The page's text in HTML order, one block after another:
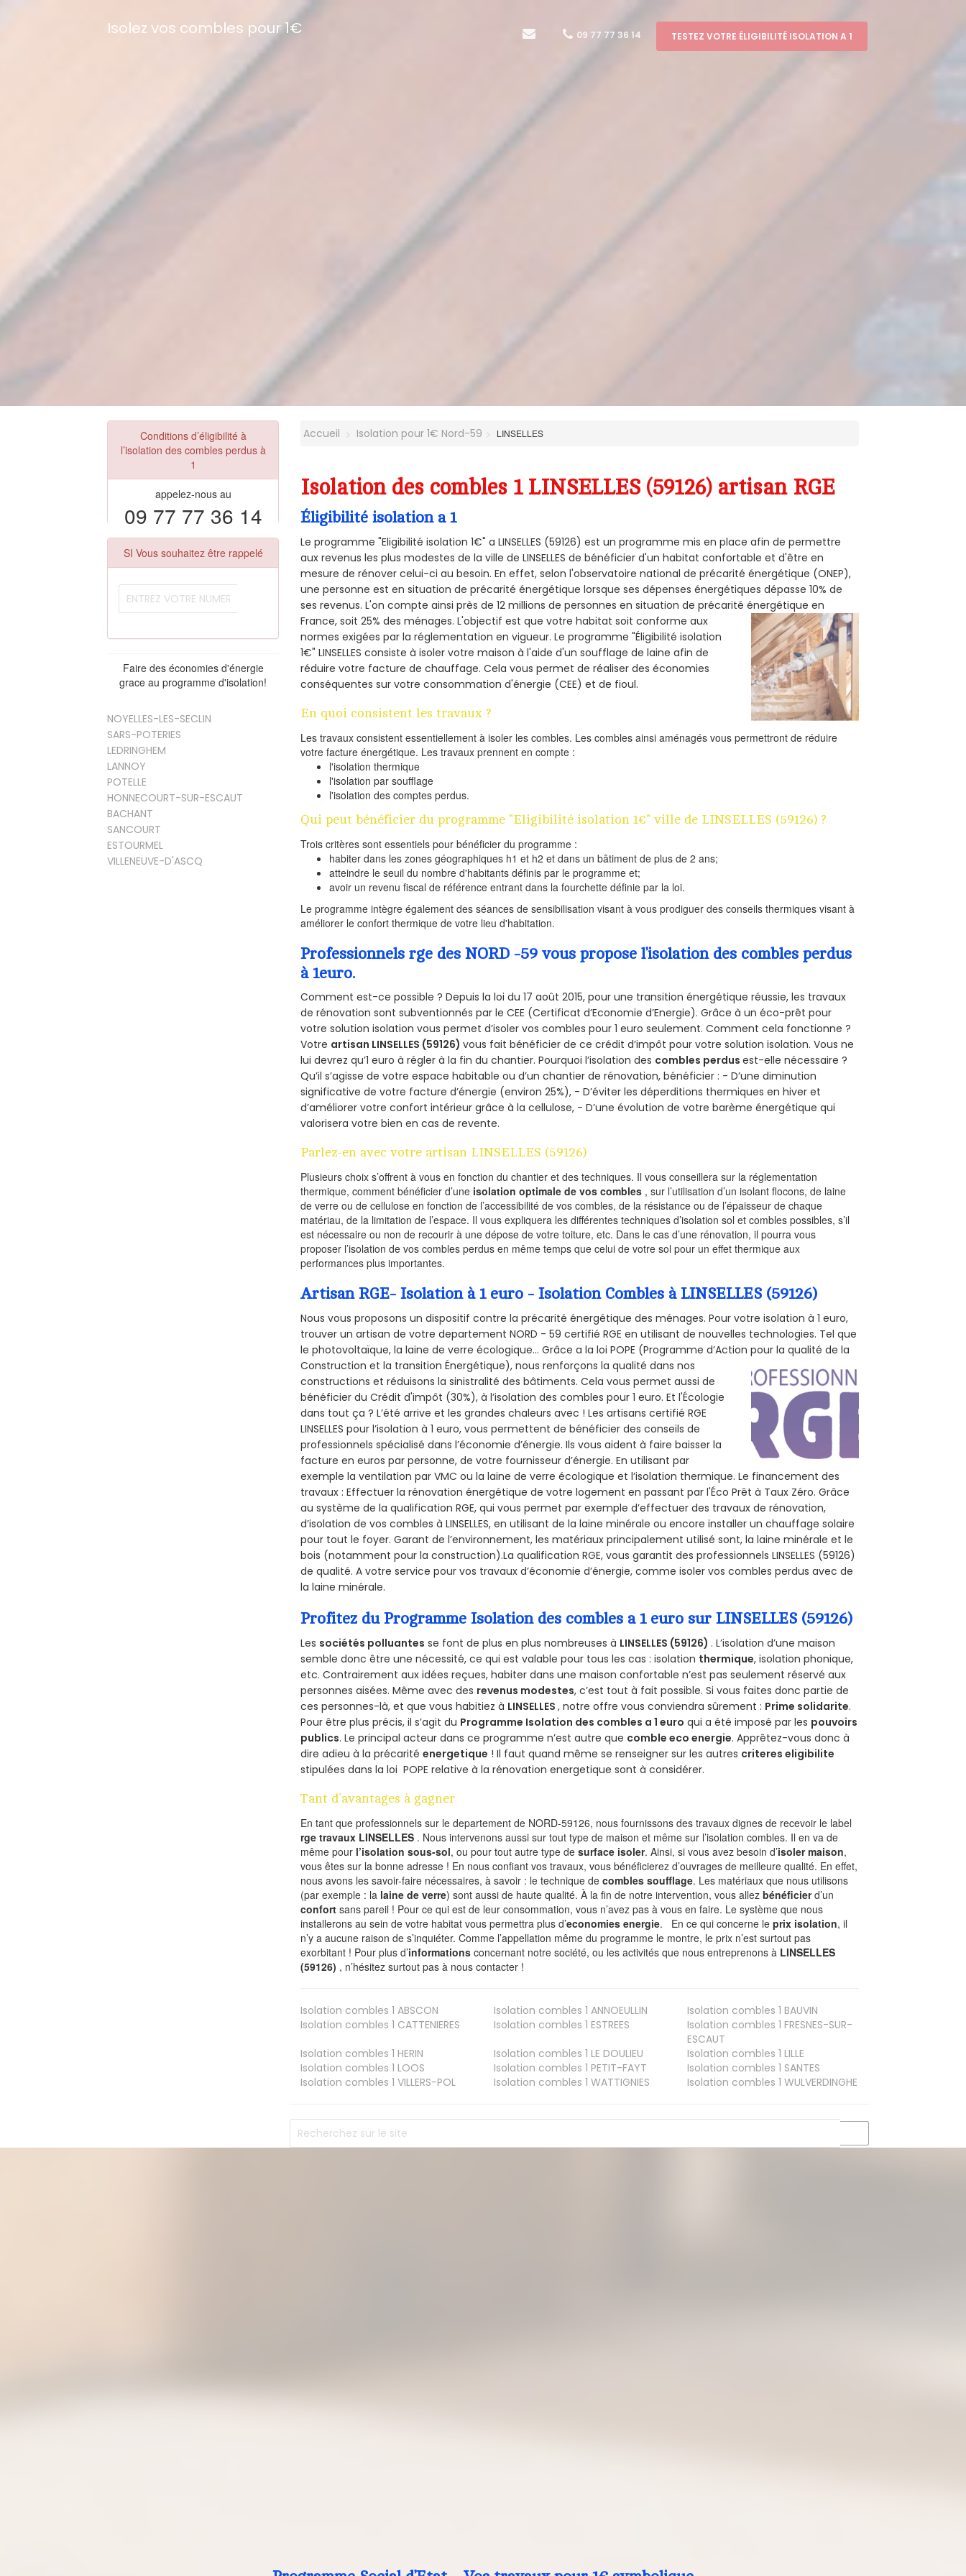
Isolez vos combles pour 1€ 09 77 77 36 14 TESTEZ VOTRE ÉLIGIBILITÉ ISOLATION A 1
Conditions d’éligibilité à
l’isolation des combles perdus à
1
appelez-nous au
09 77 77 36 14
SI Vous souhaitez être rappelé
Faire des économies d'énergie
grace au programme d'isolation!
NOYELLES-LES-SECLIN
SARS-POTERIES
LEDRINGHEM
LANNOY
POTELLE
HONNECOURT-SUR-ESCAUT
BACHANT
SANCOURT
ESTOURMEL
VILLENEUVE-D'ASCQ
Accueil Isolation pour 1€ Nord-59 LINSELLES
Isolation des combles 1 LINSELLES (59126) artisan RGE
Éligibilité isolation a 1
Le programme "Eligibilité isolation 1€" a LINSELLES (59126) est un programme mis en place afin de permettre
aux revenus les plus modestes de la ville de LINSELLES de bénéficier d'un habitat confortable et d'être en
mesure de rénover celui-ci au besoin. En effet, selon l'observatoire national de précarité énergétique (ONEP),
une personne est en situation de précarité énergétique lorsque ses dépenses énergétiques dépasse 10% de
ses revenus. L'on compte ainsi près de 12 millions de personnes en situation de précarité énergétique en
France, soit 25% des ménages.L'objectif est que votre habitat soit conforme aux
normes exigées par la réglementation en vigueur. Le programme "Éligibilité isolation
1€" LINSELLES consiste à isoler votre maison à l'aide d'un soufflage de laine afin de
réduire votre facture de chauffage. Cela vous permet de réaliser des économies
conséquentes sur votre consommation d'énergie (CEE) et de fioul.
En quoi consistent les travaux ?
Les travaux consistent essentiellement à isoler les combles. Les combles ainsi aménagés vous permettront de réduire
votre facture énergétique. Les travaux prennent en compte :
l'isolation thermique
l'isolation par soufflage
l'isolation des comptes perdus.
Qui peut bénéficier du programme "Eligibilité isolation 1€" ville de LINSELLES (59126) ?
Trois critères sont essentiels pour bénéficier du programme :
habiter dans les zones géographiques h1 et h2 et dans un bâtiment de plus de 2 ans;
atteindre le seuil du nombre d'habitants définis par le programme et;
avoir un revenu fiscal de référence entrant dans la fourchette définie par la loi.
Le programme intègre également des séances de sensibilisation visant à vous prodiguer des conseils thermiques visant à
améliorer le confort thermique de votre lieu d'habitation.
Professionnels rge des NORD -59 vous propose l’isolation des combles perdus
à 1euro.
Comment est-ce possible ? Depuis la loi du 17 août 2015, pour une transition énergétique réussie, les travaux
de rénovation sont subventionnés par le CEE (Certificat d’Economie d’Energie). Grâce à un éco-prêt pour
votre solution isolation vous permet d’isoler vos combles pour 1 euro seulement. Comment cela fonctionne ?
Votre artisan LINSELLES (59126)vous fait bénéficier de ce crédit d’impôt pour votre solution isolation. Vous ne
lui devrez qu’1 euro à régler à la fin du chantier. Pourquoi l’isolation des combles perdusest-elle nécessaire ?
Qu’il s’agisse de votre espace habitable ou d’un chantier de rénovation, bénéficier : - D’une diminution
significative de votre facture d’énergie (environ 25%), - D’éviter les déperditions thermiques en hiver et
d’améliorer votre confort intérieur grâce à la cellulose, - D’une évolution de votre barème énergétique qui
valorisera votre bien en cas de revente.
Parlez-en avec votre artisan LINSELLES (59126)
Plusieurs choix s’offrent à vous en fonction du chantier et des techniques. Il vous conseillera sur la réglementation
thermique, comment bénéficier d’une isolation optimale de vos combles , sur l’utilisation d’un isolant flocons, de laine
de verre ou de cellulose en fonction de l’accessibilité de vos combles, de la résistance ou de l’épaisseur de chaque
matériau, de la limitation de l’espace. Il vous expliquera les différentes techniques d’isolation sol et combles possibles, s’il
est nécessaire ou non de recourir à une dépose de votre toiture, etc. Dans le cas d’une rénovation, il pourra vous
proposer l’isolation de vos combles perdus en même temps que celui de votre sol pour un effet thermique aux
performances plus importantes.
Artisan RGE- Isolation à 1 euro - Isolation Combles à LINSELLES (59126)
Nous vous proposons un dispositif contre la précarité énergétique des ménages. Pour votre isolation à 1 euro,
trouver un artisan de votre departement NORD - 59 certifié RGE en utilisant de nouvelles technologies. Tel que
le photovoltaïque, la laine de verre écologique... Grâce a la loi POPE (Programme d’Action pour la qualité de la
Construction et la transition Énergétique), nous renforçons la qualité dans nos
constructions et réduisons la sinistralité des bâtiments. Cela vous permet aussi de
bénéficier du Crédit d'impôt (30%), à l’isolation des combles pour 1 euro. Et l'Écologie
dans tout ça ? L’été arrive et les grandes chaleurs avec ! Les artisans certifié RGE
LINSELLES pour l’isolation à 1 euro, vous permettent de bénéficier des conseils de
professionnels spécialisé dans l’économie d’énergie. Ils vous aident à faire baisser la
facture en euros par personne, de votre fournisseur d’énergie. En utilisant par
exemple la ventilation par VMC ou la laine de verre écologique et l’isolation thermique. Le financement des
travaux : Effectuer la rénovation énergétique de votre logement en passant par l'Éco Prêt à Taux Zéro. Grâce
au système de la qualification RGE, qui vous permet par exemple d’effectuer des travaux de rénovation,
d’isolation de vos combles à LINSELLES, en utilisant de la laine minérale ou encore installer un chauffage solaire
pour tout le foyer. Garant de l’environnement, les matériaux principalement utilisé sont, la laine minérale et le
bois (notamment pour la construction).La qualification RGE, vous garantit des professionnels LINSELLES (59126)
de qualité. A votre service pour vos travaux d’économie d’énergie, comme isoler vos combles perdus avec de
la laine minérale.
Profitez du Programme Isolation des combles a 1 euro sur LINSELLES (59126)
Les sociétés polluantes se font de plus en plus nombreuses à LINSELLES (59126) . L’isolation d’une maison
semble donc être une nécessité, ce qui est valable pour tous les cas : isolation thermique, isolation phonique,
etc. Contrairement aux idées reçues, habiter dans une maison confortable n’est pas seulement réservé aux
personnes aisées. Même avec des revenus modestes, c’est tout à fait possible. Si vous faites donc partie de
ces personnes-là, et que vous habitiez à LINSELLES, notre offre vous conviendra sûrement : Prime solidarite.
Pour être plus précis, il s’agit du Programme Isolation des combles a 1 euro qui a été imposé par les pouvoirs
publics. Le principal acteur dans ce programme n’est autre que comble eco energie. Apprêtez-vous donc à
dire adieu à la précaritéenergetique ! Il faut quand même se renseigner sur les autres criteres eligibilite
stipulées dans la loi POPE relative à la rénovation energetique sont à considérer.
Tant d’avantages à gagner
En tant que professionnels sur le departement de NORD-59126, nous fournissons des travaux dignes de recevoir le label
rge travaux LINSELLES . Nous intervenons aussi sur tout type de maison et même sur l’isolation combles. Il en va de
même pour l’isolation sous-sol, ou pour tout autre type desurface isoler. Ainsi, si vous avez besoin d’isoler maison,
vous êtes sur la bonne adresse ! En nous confiant vos travaux, vous bénéficierez d’ouvrages de meilleure qualité. En effet,
nous avons les savoir-faire nécessaires, à savoir : le technique decombles soufflage. Les matériaux que nous utilisons
(par exemple : la laine de verre) sont aussi de haute qualité. À la fin de notre intervention, vous allezbénéficierd’un
confort sans pareil ! Pour ce qui est de leur consommation, vous n’avez pas à vous en faire. Le système que nous
installerons au sein de votre habitat vous permettra plus d’economies energie. En ce qui concerne leprix isolation, il
n’y a aucune raison de s’inquiéter. Comme l’appellation même du programme le montre, le prix n’est surtout pas
exorbitant ! Pour plus d’informations concernant notre société, ou les activités que nous entreprenons à LINSELLES
(59126) , n’hésitez surtout pas à nous contacter !
Isolation combles 1 ABSCON Isolation combles 1 ANNOEULLIN Isolation combles 1 BAUVIN
Isolation combles 1 CATTENIERES Isolation combles 1 ESTREES Isolation combles 1 FRESNES-SUR-
ESCAUT
Isolation combles 1 HERIN Isolation combles 1 LE DOULIEU Isolation combles 1 LILLE
Isolation combles 1 LOOS Isolation combles 1 PETIT-FAYT Isolation combles 1 SANTES
Isolation combles 1 VILLERS-POL Isolation combles 1 WATTIGNIES Isolation combles 1 WULVERDINGHE